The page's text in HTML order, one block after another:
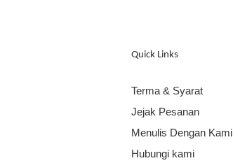
Quick Links
Terma & Syarat
Jejak Pesanan
Menulis Dengan Kami
Hubungi kami